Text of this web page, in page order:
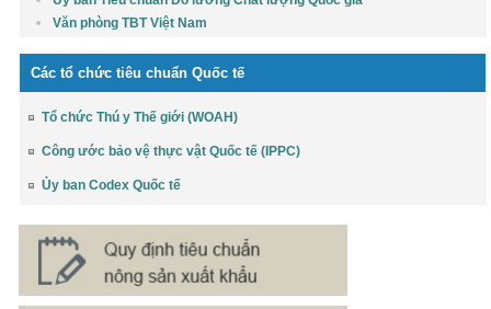
Văn phòng TBT Việt Nam
Các tổ chức tiêu chuẩn Quốc tế
Tổ chức Thú y Thế giới (WOAH)
Công ước bảo vệ thực vật Quốc tế (IPPC)
Ủy ban Codex Quốc tế